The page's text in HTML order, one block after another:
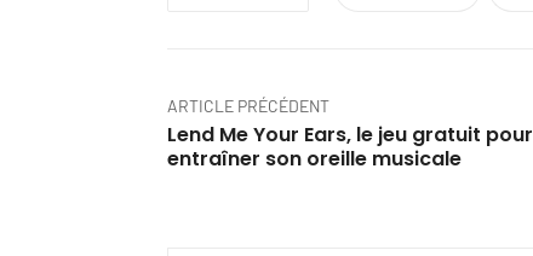
ARTICLE PRÉCÉDENT
Lend Me Your Ears, le jeu gratuit pour
entraîner son oreille musicale